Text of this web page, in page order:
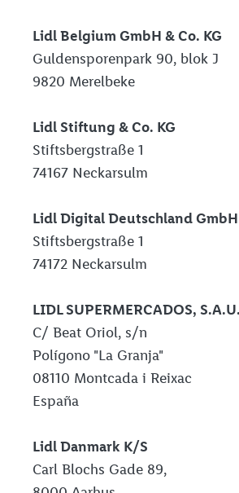
Lidl Belgium GmbH & Co. KG
Guldensporenpark 90, blok J
9820 Merelbeke
Lidl Stiftung & Co. KG
Stiftsbergstraße 1
74167 Neckarsulm
Lidl Digital Deutschland GmbH
Stiftsbergstraße 1
74172 Neckarsulm
LIDL SUPERMERCADOS, S.A.U.
C/ Beat Oriol, s/n
Polígono "La Granja"
08110 Montcada i Reixac
España
Lidl Danmark K/S
Carl Blochs Gade 89,